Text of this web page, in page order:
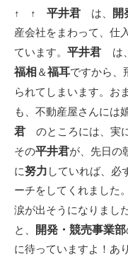
↑ ↑ 平井君 は、 開
産会社をまわって、仕
ています。 平井君 は、
福相 ＆福耳ですから、
られてしまいます。お
も、不動産屋さんには
君 のところには、実
その平井君が、先日の
に努力 していれば、必
ーチをしてくれました
涙が出そうになりまし
と、 開発・競売事業部
に待っていますよ！あ